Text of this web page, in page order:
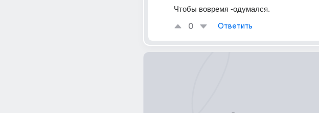
Чтобы вовремя -одумался.
0 Ответить